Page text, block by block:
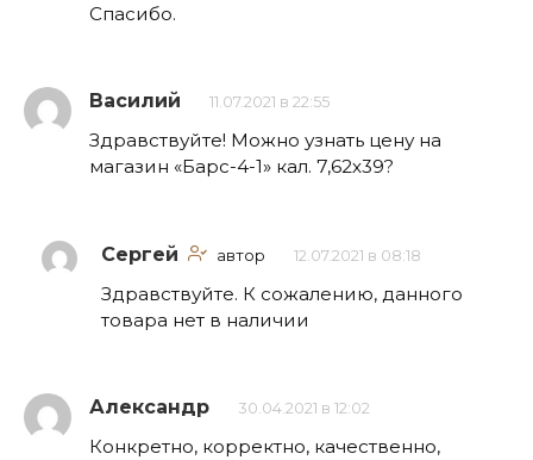
Спасибо.
Василий 11.07.2021 в 22:55
Здравствуйте! Можно узнать цену на
магазин «Барс-4-1» кал. 7,62х39?
Сергей автор 12.07.2021 в 08:18
Здравствуйте. К сожалению, данного
товара нет в наличии
Александр 30.04.2021 в 12:02
Конкретно, корректно, качественно,